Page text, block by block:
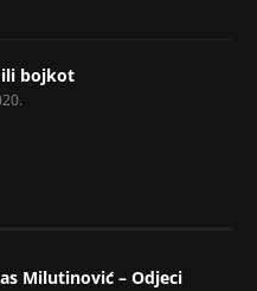
ili bojkot
Milutinović – Odjeci